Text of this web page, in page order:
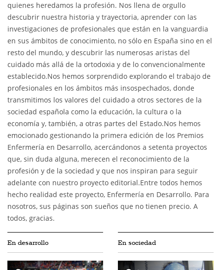
quienes heredamos la profesión. Nos llena de orgullo
descubrir nuestra historia y trayectoria, aprender con las
investigaciones de profesionales que están en la vanguardia
en sus ámbitos de conocimiento, no sólo en España sino en el
resto del mundo, y descubrir las numerosas aristas del
cuidado más allá de la ortodoxia y de lo convencionalmente
establecido.Nos hemos sorprendido explorando el trabajo de
profesionales en los ámbitos más insospechados, donde
transmitimos los valores del cuidado a otros sectores de la
sociedad española como la educación, la cultura o la
economía y, también, a otras partes del Estado.Nos hemos
emocionado gestionando la primera edición de los Premios
Enfermería en Desarrollo, acercándonos a setenta proyectos
que, sin duda alguna, merecen el reconocimiento de la
profesión y de la sociedad y que nos inspiran para seguir
adelante con nuestro proyecto editorial.Entre todos hemos
hecho realidad este proyecto, Enfermería en Desarrollo. Para
nosotros, sus páginas son sueños que no tienen precio. A
todos, gracias.
En desarrollo En sociedad